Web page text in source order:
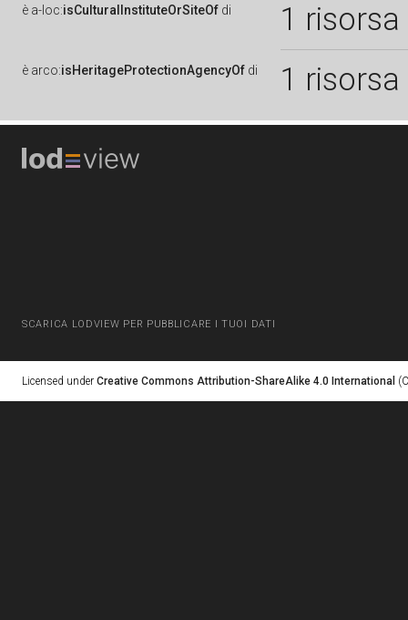
è a-loc:isCulturalInstituteOrSiteOf di 1 risorsa
è arco:isHeritageProtectionAgencyOf di 1 risorsa
SCARICA LODVIEW PER PUBBLICARE I TUOI DATI
Licensed under Creative Commons Attribution-ShareAlike 4.0 International